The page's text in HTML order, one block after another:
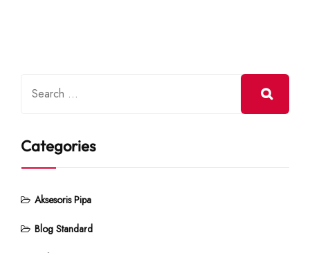
Categories
Aksesoris Pipa
Blog Standard